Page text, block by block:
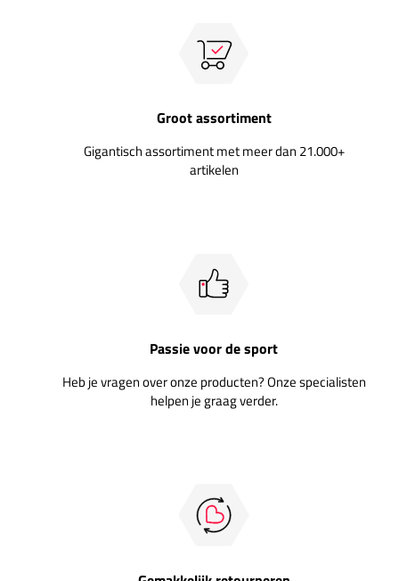
Groot assortiment
Gigantisch assortiment met meer dan 21.000+
artikelen
Passie voor de sport
Heb je vragen over onze producten? Onze specialisten
helpen je graag verder.